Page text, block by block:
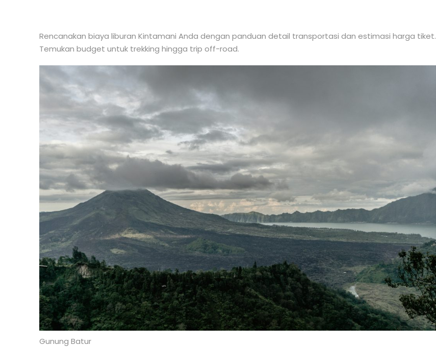
Rencanakan biaya liburan Kintamani Anda dengan panduan detail transportasi dan estimasi harga tiket.
Temukan budget untuk trekking hingga trip off-road.
Gunung Batur